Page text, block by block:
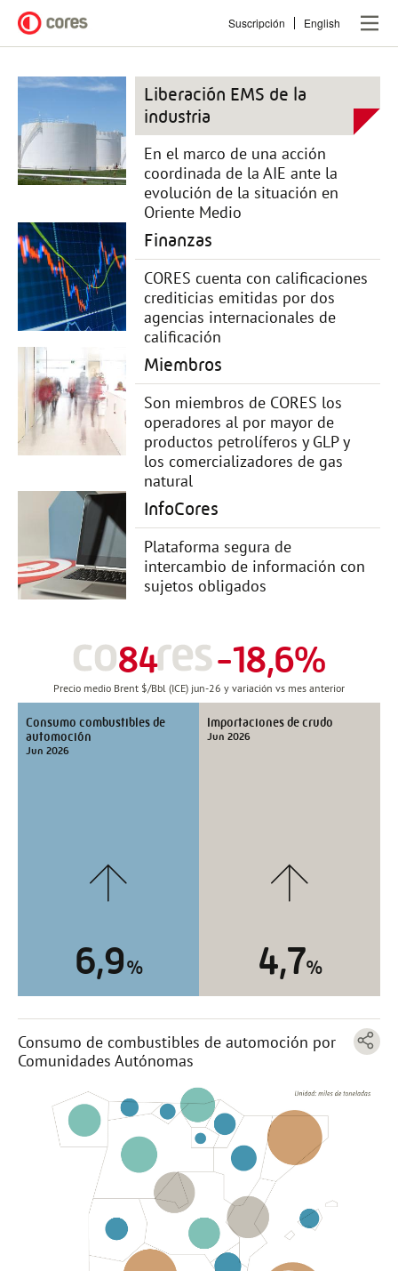
principal
Suscripción English
Liberación EMS de la
industria
En el marco de una acción
coordinada de la AIE ante la
evolución de la situación en
Oriente Medio
Finanzas
CORES cuenta con calificaciones
crediticias emitidas por dos
agencias internacionales de
calificación
Miembros
Son miembros de CORES los
operadores al por mayor de
productos petrolíferos y GLP y
los comercializadores de gas
natural
InfoCores
Plataforma segura de
intercambio de información con
sujetos obligados
84 -18,6%
Precio medio Brent $/Bbl (ICE) jun-26 y variación vs mes anterior
Consumo combustibles de
automoción
Jun 2026
6,9%
Importaciones de crudo
Jun 2026
4,7%
Consumo de combustibles de automoción por
Comunidades Autónomas